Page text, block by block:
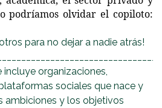
podríamos olvidar el copiloto:
para no dejar a nadie atrás!
organizaciones,
sociales que nace y
ambiciones y los objetivos